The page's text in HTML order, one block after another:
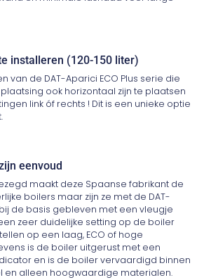
installeren (120-150 liter)
van de DAT-Aparici ECO Plus serie die
ook horizontaal zijn te plaatsen
link óf rechts ! Dit is een unieke optie
eenvoud
maakt deze Spaanse fabrikant de
boilers maar zijn ze met de DAT-
bij de basis gebleven met een vleugje
zeer duidelijke setting op de boiler
op een laag, ECO of hoge
is de boiler uitgerust met een
en is de boiler vervaardigd binnen
en alleen hoogwaardige materialen.